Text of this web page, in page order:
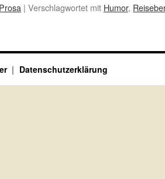
Prosa | Verschlagwortet mit Humor,
Datenschutzerklärung